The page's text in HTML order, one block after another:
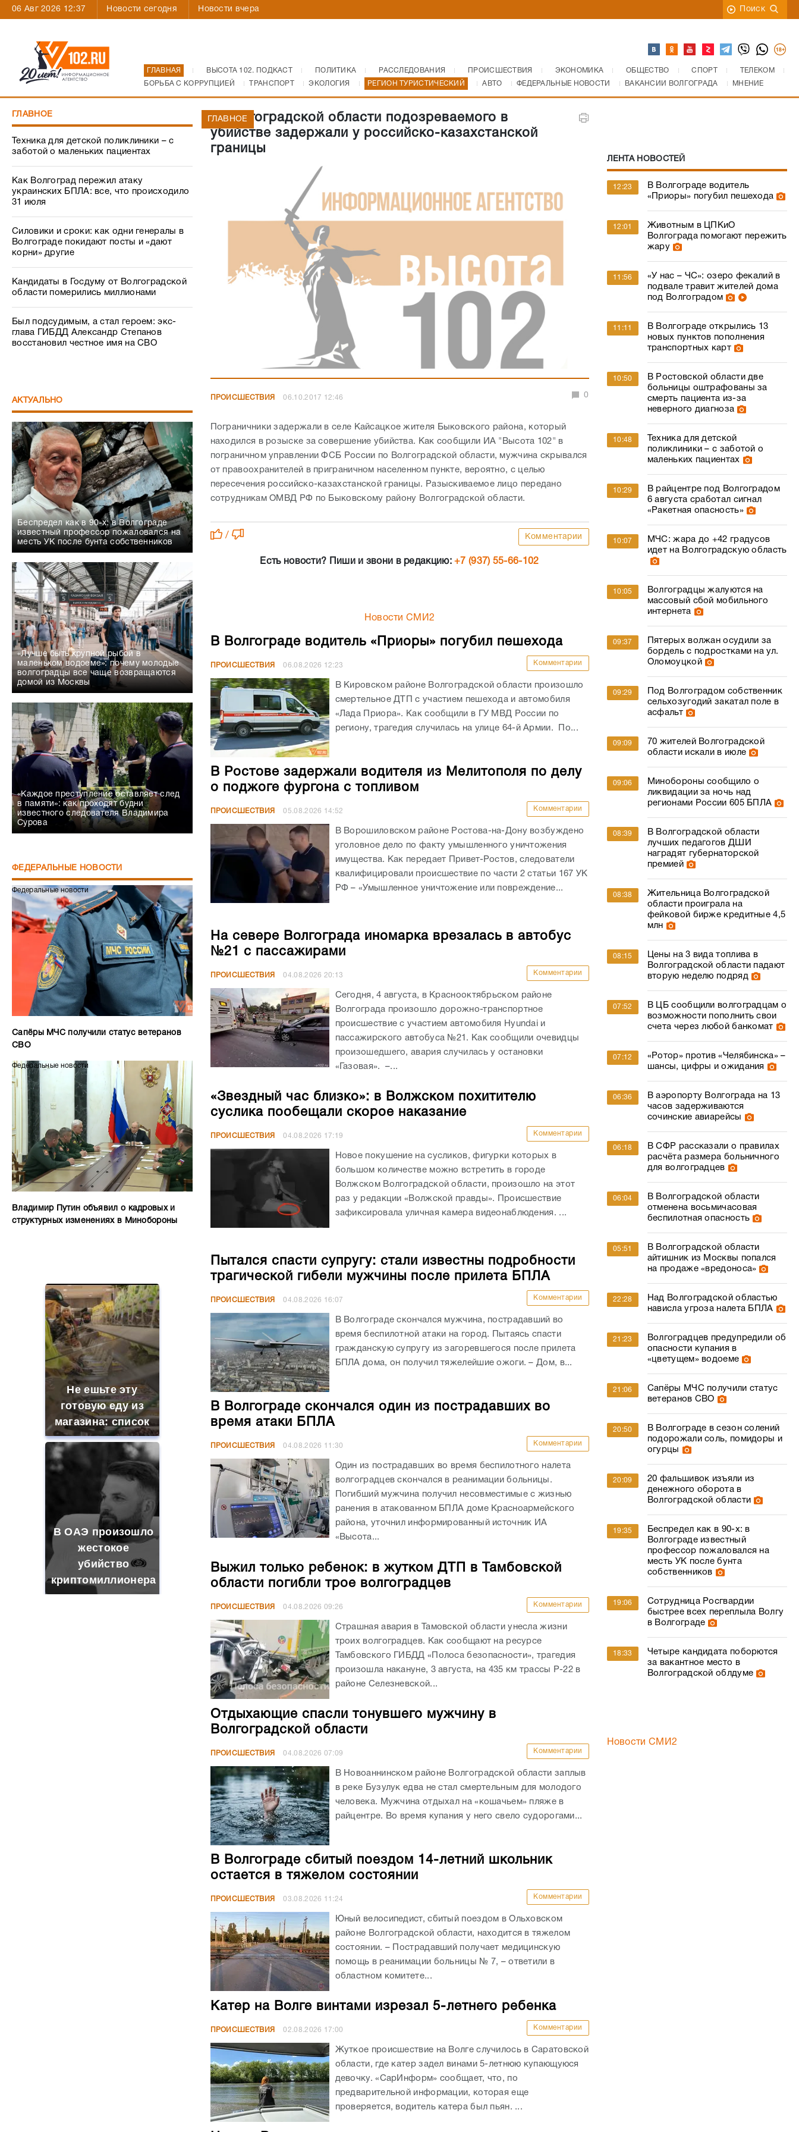
06 Авг 2026 12:37 Новости сегодня Новости вчера Поиск
ГЛАВНАЯ ВЫСОТА 102. ПОДКАСТ ПОЛИТИКА РАССЛЕДОВАНИЯ ПРОИСШЕСТВИЯ ЭКОНОМИКА ОБЩЕСТВО СПОРТ
ТЕЛЕКОМ
БОРЬБА С КОРРУПЦИЕЙ
ТРАНСПОРТ ЭКОЛОГИЯ РЕГИОН ТУРИСТИЧЕСКИЙ АВТО ФЕДЕРАЛЬНЫЕ НОВОСТИ ВАКАНСИИ ВОЛГОГРАДА МНЕНИЕ
ГЛАВНОЕ
Техника для детской поликлиники – с
заботой о маленьких пациентах
Как Волгоград пережил атаку
украинских БПЛА: все, что происходило
31 июля
Силовики и сроки: как одни генералы в
Волгограде покидают посты и «дают
корни» другие
Кандидаты в Госдуму от Волгоградской
области померились миллионами
Был подсудимым, а стал героем: экс-
глава ГИБДД Александр Степанов
восстановил честное имя на СВО
АКТУАЛЬНО
Беспредел как в 90-х: в Волгограде
известный профессор пожаловался на
месть УК после бунта собственников
«Лучше быть крупной рыбой в
маленьком водоеме»: почему молодые
волгоградцы все чаще возвращаются
домой из Москвы
«Каждое преступление оставляет след
в памяти»: как проходят будни
известного следователя Владимира
Сурова
ФЕДЕРАЛЬНЫЕ НОВОСТИ
Федеральные новости
Сапёры МЧС получили статус ветеранов
СВО
Федеральные новости
Владимир Путин объявил о кадровых и
структурных изменениях в Минобороны
Не ешьте эту
готовую еду из
магазина: список
В ОАЭ произошло
жестокое
убийство
криптомиллионера
В Волгоградской области подозреваемого в
убийстве задержали у российско-казахстанской
границы
ГЛАВНОЕ
ПРОИСШЕСТВИЯ 06.10.2017 12:46 0
Пограничники задержали в селе Кайсацкое жителя Быковского района, который
находился в розыске за совершение убийства. Как сообщили ИА "Высота 102" в
пограничном управлении ФСБ России по Волгоградской области, мужчина скрывался
от правоохранителей в приграничном населенном пункте, вероятно, с целью
пересечения российско-казахстанской границы. Разыскиваемое лицо передано
сотрудникам ОМВД РФ по Быковскому району Волгоградской области.
/ Комментарии
Есть новости? Пиши и звони в редакцию:+7 (937) 55-66-102
Новости СМИ2
В Волгограде водитель «Приоры» погубил пешехода
ПРОИСШЕСТВИЯ 06.08.2026 12:23 Комментарии
В Кировском районе Волгоградской области произошло
смертельное ДТП с участием пешехода и автомобиля
«Лада Приора». Как сообщили в ГУ МВД России по
региону, трагедия случилась на улице 64-й Армии. По...
В Ростове задержали водителя из Мелитополя по делу
о поджоге фургона с топливом
ПРОИСШЕСТВИЯ 05.08.2026 14:52 Комментарии
В Ворошиловском районе Ростова-на-Дону возбуждено
уголовное дело по факту умышленного уничтожения
имущества. Как передает Привет-Ростов, следователи
квалифицировали происшествие по части 2 статьи 167 УК
РФ – «Умышленное уничтожение или повреждение...
На севере Волгограда иномарка врезалась в автобус
№21 с пассажирами
ПРОИСШЕСТВИЯ 04.08.2026 20:13 Комментарии
Сегодня, 4 августа, в Краснооктябрьском районе
Волгограда произошло дорожно-транспортное
происшествие с участием автомобиля Hyundai и
пассажирского автобуса №21. Как сообщили очевидцы
произошедшего, авария случилась у остановки
«Газовая». –...
«Звездный час близко»: в Волжском похитителю
суслика пообещали скорое наказание
ПРОИСШЕСТВИЯ 04.08.2026 17:19 Комментарии
Новое покушение на сусликов, фигурки которых в
большом количестве можно встретить в городе
Волжском Волгоградской области, произошло на этот
раз у редакции «Волжской правды». Происшествие
зафиксировала уличная камера видеонаблюдения. ...
Пытался спасти супругу: стали известны подробности
трагической гибели мужчины после прилета БПЛА
ПРОИСШЕСТВИЯ 04.08.2026 16:07 Комментарии
В Волгограде скончался мужчина, пострадавший во
время беспилотной атаки на город. Пытаясь спасти
гражданскую супругу из загоревшегося после прилета
БПЛА дома, он получил тяжелейшие ожоги. – Дом, в...
В Волгограде скончался один из пострадавших во
время атаки БПЛА
ПРОИСШЕСТВИЯ 04.08.2026 11:30 Комментарии
Один из пострадавших во время беспилотного налета
волгоградцев скончался в реанимации больницы.
Погибший мужчина получил несовместимые с жизнью
ранения в атакованном БПЛА доме Красноармейского
района, уточнил информированный источник ИА
«Высота...
Выжил только ребенок: в жутком ДТП в Тамбовской
области погибли трое волгоградцев
ПРОИСШЕСТВИЯ 04.08.2026 09:26 Комментарии
Страшная авария в Тамовской области унесла жизни
троих волгоградцев. Как сообщают на ресурсе
Тамбовского ГИБДД «Полоса безопасности», трагедия
произошла накануне, 3 августа, на 435 км трассы Р-22 в
районе Селезневской...
Отдыхающие спасли тонувшего мужчину в
Волгоградской области
ПРОИСШЕСТВИЯ 04.08.2026 07:09 Комментарии
В Новоаннинском районе Волгоградской области заплыв
в реке Бузулук едва не стал смертельным для молодого
человека. Мужчина отдыхал на «кошачьем» пляже в
райцентре. Во время купания у него свело судорогами...
В Волгограде сбитый поездом 14-летний школьник
остается в тяжелом состоянии
ПРОИСШЕСТВИЯ 03.08.2026 11:24 Комментарии
Юный велосипедист, сбитый поездом в Ольховском
районе Волгоградской области, находится в тяжелом
состоянии. – Пострадавший получает медицинскую
помощь в реанимации больницы № 7, – ответили в
областном комитете...
Катер на Волге винтами изрезал 5-летнего ребенка
ПРОИСШЕСТВИЯ 02.08.2026 17:00 Комментарии
Жуткое происшествие на Волге случилось в Саратовской
области, где катер задел винами 5-летнюю купающуюся
девочку. «СарИнформ» сообщает, что, по
предварительной информации, которая еще
проверяется, водитель катера был пьян. ...
ЛЕНТА НОВОСТЕЙ
12:23
В Волгограде водитель
«Приоры» погубил пешехода
12:01
Животным в ЦПКиО
Волгограда помогают пережить
жару
11:56
«У нас – ЧС»: озеро фекалий в
подвале травит жителей дома
под Волгоградом
11:11
В Волгограде открылись 13
новых пунктов пополнения
транспортных карт
10:50
В Ростовской области две
больницы оштрафованы за
смерть пациента из-за
неверного диагноза
10:48
Техника для детской
поликлиники – с заботой о
маленьких пациентах
10:29
В райцентре под Волгоградом
6 августа сработал сигнал
«Ракетная опасность»
10:07
МЧС: жара до +42 градусов
идет на Волгоградскую область
10:05
Волгоградцы жалуются на
массовый сбой мобильного
интернета
09:37
Пятерых волжан осудили за
бордель с подростками на ул.
Оломоуцкой
09:29
Под Волгоградом собственник
сельхозугодий закатал поле в
асфальт
09:09
70 жителей Волгоградской
области искали в июле
09:06
Минобороны сообщило о
ликвидации за ночь над
регионами России 605 БПЛА
08:39
В Волгоградской области
лучших педагогов ДШИ
наградят губернаторской
премией
08:38
Жительница Волгоградской
области проиграла на
фейковой бирже кредитные 4,5
млн
08:15
Цены на 3 вида топлива в
Волгоградской области падают
вторую неделю подряд
07:52
В ЦБ сообщили волгоградцам о
возможности пополнить свои
счета через любой банкомат
07:12
«Ротор» против «Челябинска» –
шансы, цифры и ожидания
06:36
В аэропорту Волгограда на 13
часов задерживаются
сочинские авиарейсы
06:18
В СФР рассказали о правилах
расчёта размера больничного
для волгоградцев
06:04
В Волгоградской области
отменена восьмичасовая
беспилотная опасность
05:51
В Волгоградской области
айтишник из Москвы попался
на продаже «вредоноса»
22:28
Над Волгоградской областью
нависла угроза налета БПЛА
21:23
Волгоградцев предупредили об
опасности купания в
«цветущем» водоеме
21:06
Сапёры МЧС получили статус
ветеранов СВО
20:50
В Волгограде в сезон солений
подорожали соль, помидоры и
огурцы
20:09
20 фальшивок изъяли из
денежного оборота в
Волгоградской области
19:35
Беспредел как в 90-х: в
Волгограде известный
профессор пожаловался на
месть УК после бунта
собственников
19:06
Сотрудница Росгвардии
быстрее всех переплыла Волгу
в Волгограде
18:33
Четыре кандидата поборются
за вакантное место в
Волгоградской облдуме
Новости СМИ2